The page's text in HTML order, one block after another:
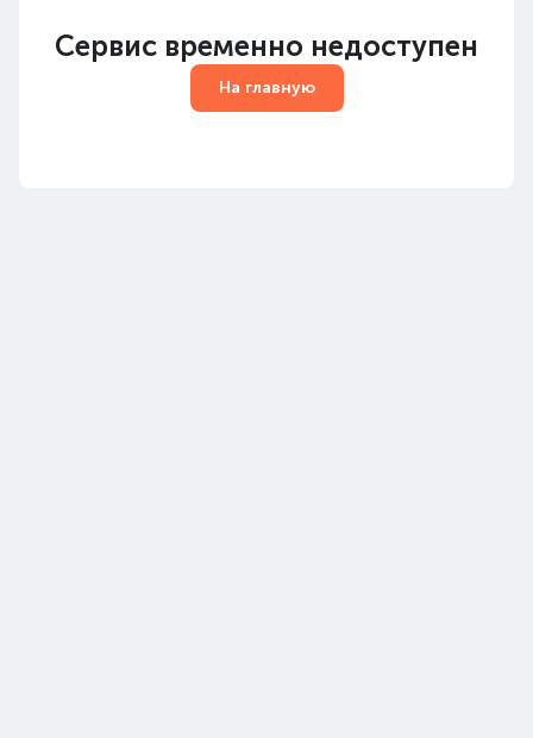
Сервис временно недоступен
На главную